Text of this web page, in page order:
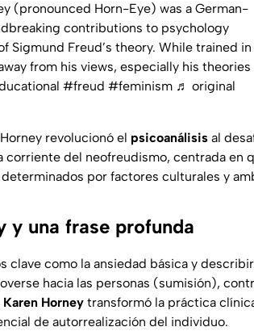
(pronounced Horn-Eye) was a German-
contributions to psychology
Sigmund Freud’s theory. While trained in
from his views, especially his theories
#freud #feminism ♬ original
revolucionó el psicoanálisis al
corriente del neofreudismo, centrada en
por factores culturales y
y una frase profunda
clave como la ansiedad básica y
hacia las personas (sumisión),
Karen Horney transformó la práctica
de autorrealización del individuo.